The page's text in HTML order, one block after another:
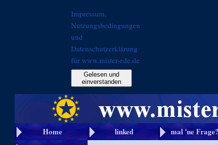
Impressum,
Nutzungsbedingungen
und
Datenschutzerklärung
für www.mister-ede.de
Gelesen und
einverstanden
Home linked
mal 'ne